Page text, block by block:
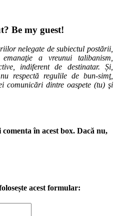
Be my guest!
nelegate de subiectul postării,
a vreunui talibanism,
indiferent de destinatar. Și,
respectă regulile de bun-simţ,
comunicări dintre oaspete (tu) şi
în acest box. Dacă nu,
acest formular: